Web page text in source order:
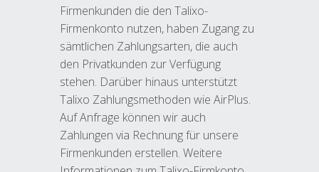
Firmenkunden die den Talixo-
Firmenkonto nutzen, haben Zugang zu
sämtlichen Zahlungsarten, die auch
den Privatkunden zur Verfügung
stehen. Darüber hinaus unterstützt
Talixo Zahlungsmethoden wie AirPlus.
Auf Anfrage können wir auch
Zahlungen via Rechnung für unsere
Firmenkunden erstellen. Weitere